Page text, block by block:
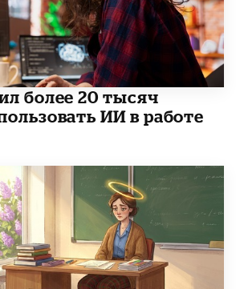
более 20 тысяч
ИИ в работе